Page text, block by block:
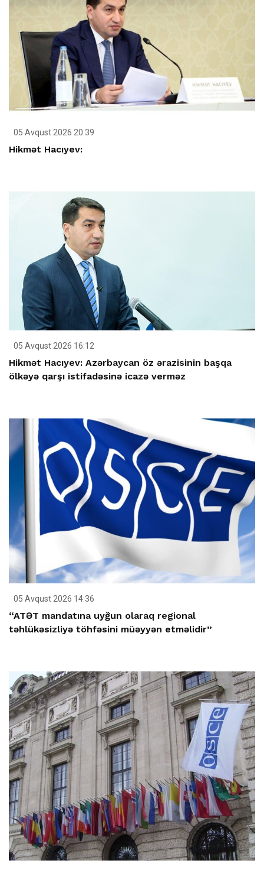
05 Avqust 2026 20:39
Hikmət Hacıyev:
05 Avqust 2026 16:12
Hikmət Hacıyev: Azərbaycan öz ərazisinin başqa
ölkəyə qarşı istifadəsinə icazə verməz
05 Avqust 2026 14:36
“ATƏT mandatına uyğun olaraq regional
təhlükəsizliyə töhfəsini müəyyən etməlidir”